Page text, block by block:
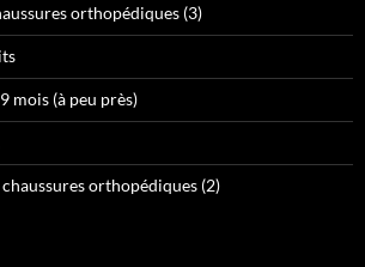
orthopédiques (3)
mois (à peu près)
orthopédiques (2)